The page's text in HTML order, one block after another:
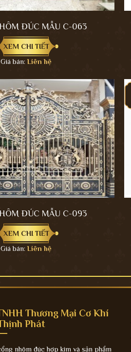
ĐÚC MẪU C-063
XEM CHI TIẾT
Giá bán:Liên hệ
ĐÚC MẪU C-093
XEM CHI TIẾT
Giá bán:Liên hệ
Thương Mại Cơ Khí
Phát
nhôm đúc hợp kim và sản phẩm